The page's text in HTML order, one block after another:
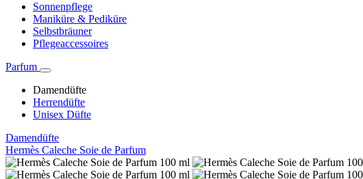
Sonnenpflege
Maniküre & Pediküre
Selbstbräuner
Pflegeaccessoires
Parfum
Damendüfte
Herrendüfte
Unisex Düfte
Damendüfte
Hermès Caleche Soie de Parfum